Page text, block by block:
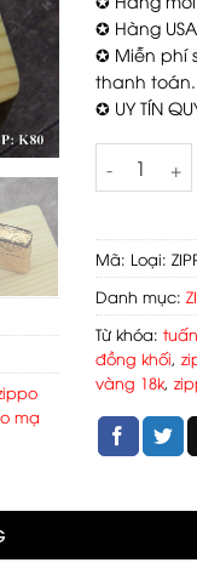
mạ
✪ Hàng
✪ Miễn phí
thanh toán.
✪ UY TÍN
Số lượng
Mã: Loại:
Danh mục:
Từ khóa:
đồng khối,
vàng 18k,